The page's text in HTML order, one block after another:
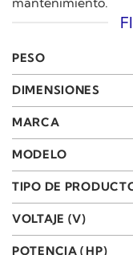
PESO
DIMENSIONES
MARCA
MODELO
TIPO DE
VOLTAJE (V)
POTENCIA (HP)